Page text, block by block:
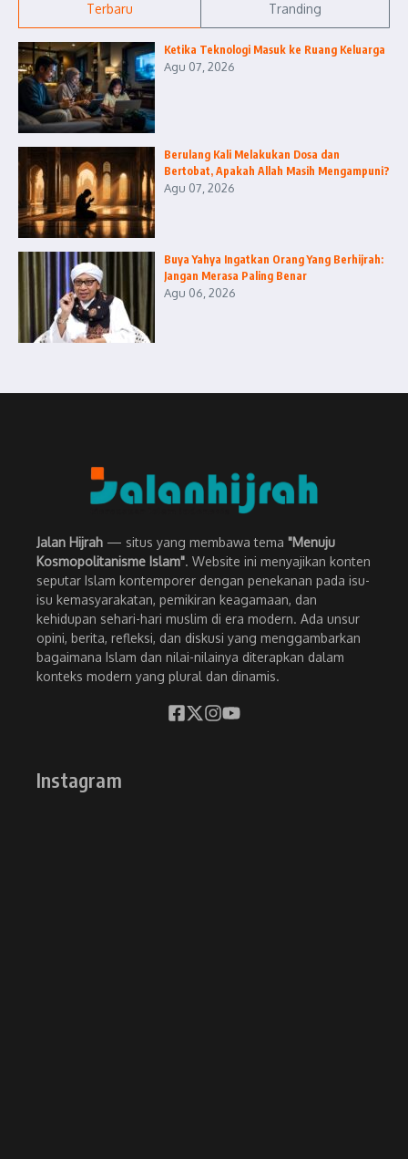
Terbaru Tranding
Ketika Teknologi Masuk ke Ruang Keluarga
Agu 07, 2026
Berulang Kali Melakukan Dosa dan
Bertobat, Apakah Allah Masih Mengampuni?
Agu 07, 2026
Buya Yahya Ingatkan Orang Yang Berhijrah:
Jangan Merasa Paling Benar
Agu 06, 2026
Jalan Hijrah — situs yang membawa tema "Menuju
Kosmopolitanisme Islam". Website ini menyajikan konten
seputar Islam kontemporer dengan penekanan pada isu-
isu kemasyarakatan, pemikiran keagamaan, dan
kehidupan sehari-hari muslim di era modern. Ada unsur
opini, berita, refleksi, dan diskusi yang menggambarkan
bagaimana Islam dan nilai-nilainya diterapkan dalam
konteks modern yang plural dan dinamis.
Instagram